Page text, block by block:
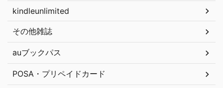
kindleunlimited
その他雑誌
auブックパス
POSA・プリペイドカード